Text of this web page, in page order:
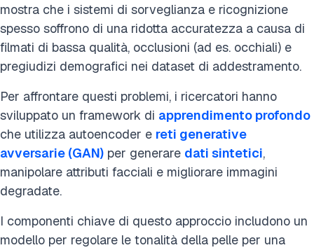
mostra che i sistemi di sorveglianza e ricognizione
spesso soffrono di una ridotta accuratezza a causa di
filmati di bassa qualità, occlusioni (ad es. occhiali) e
pregiudizi demografici nei dataset di addestramento.
Per affrontare questi problemi, i ricercatori hanno
sviluppato un framework di apprendimento profondo
che utilizza autoencoder e reti generative
avversarie (GAN) per generare dati sintetici,
manipolare attributi facciali e migliorare immagini
degradate.
I componenti chiave di questo approccio includono un
modello per regolare le tonalità della pelle per una